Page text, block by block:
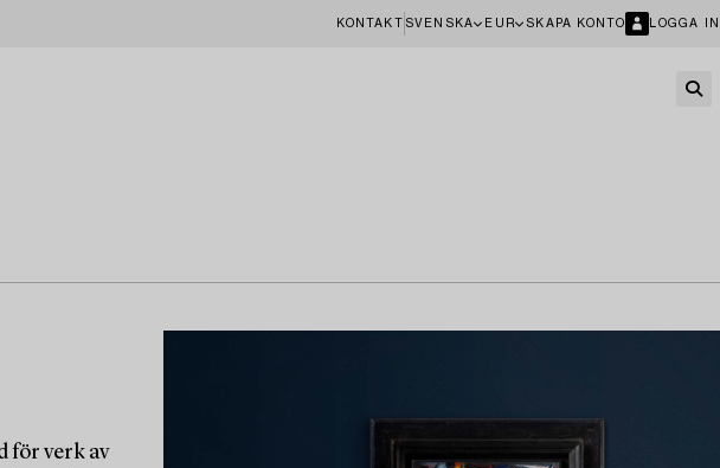
KONTAKT SVENSKA EUR SKAPA KONTO LOGGA IN
för verk av